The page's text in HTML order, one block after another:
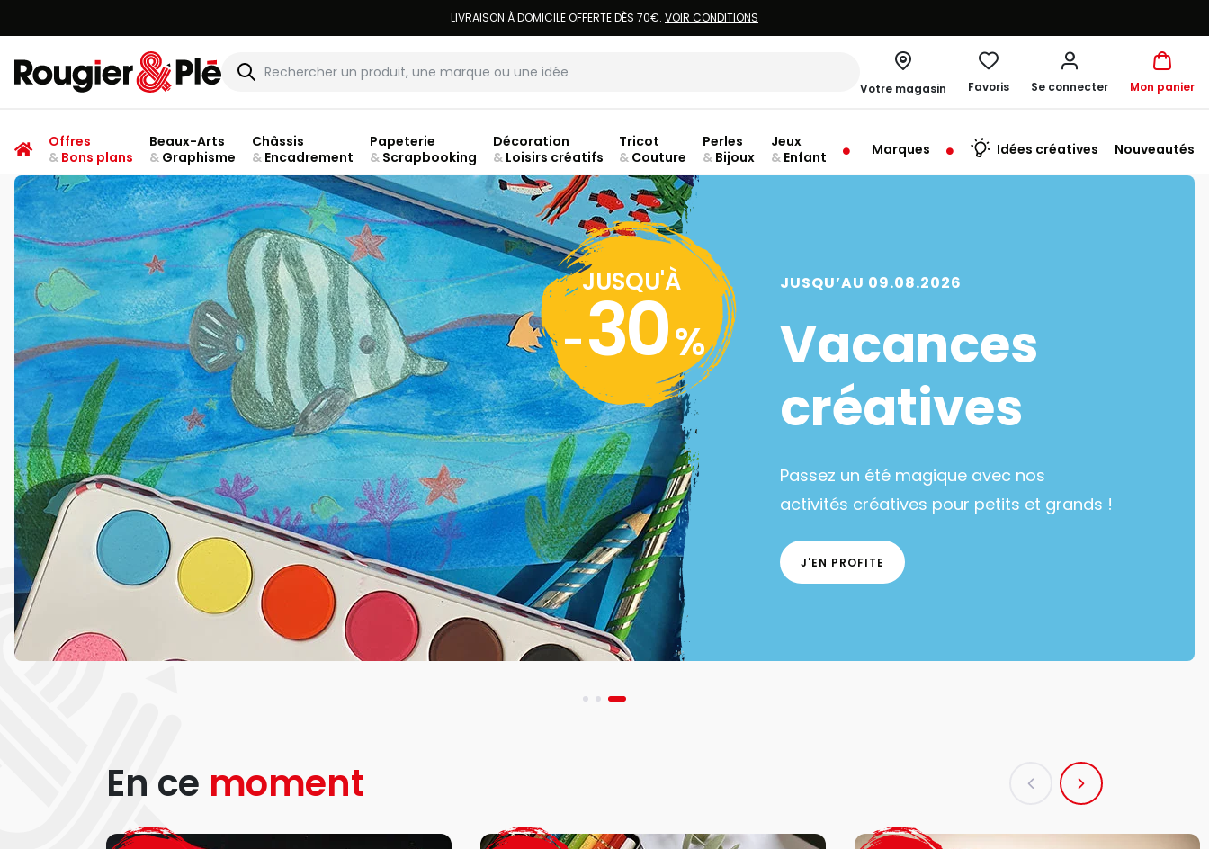
LIVRAISON À DOMICILE OFFERTE DÈS 70€. VOIR CONDITIONS
Rougier & Plé
Votre magasin
Ferme à 19:00
Favoris Se connecter Mon panier
Offres
&Bons plans
Beaux-Arts
&Graphisme
Châssis
&Encadrement
Papeterie
&Scrapbooking
Décoration
&Loisirs créatifs
Tricot
& Couture
Perles
& Bijoux
Jeux
& Enfant Marques Idées créatives Nouveautés
JUSQU'À
-30%
JUSQU’AU 09.08.2026
Vacances
créatives
Passez un été magique avec nos
activités créatives pour petits et grands !
J'EN PROFITE
En ce moment